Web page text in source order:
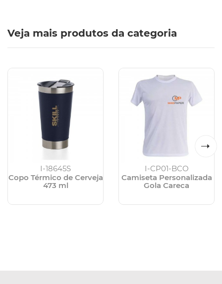
Veja mais produtos da categoria
I-18645S
Copo Térmico de Cerveja
473 ml
I-CP01-BCO
Camiseta Personalizada
Gola Careca